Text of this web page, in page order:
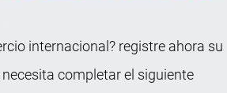
internacional? registre ahora su
completar el siguiente